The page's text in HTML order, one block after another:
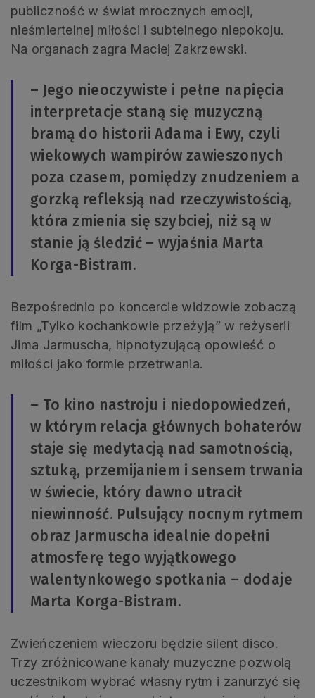
publiczność w świat mrocznych emocji,
nieśmiertelnej miłości i subtelnego niepokoju.
Na organach zagra Maciej Zakrzewski.
– Jego nieoczywiste i pełne napięcia
interpretacje staną się muzyczną
bramą do historii Adama i Ewy, czyli
wiekowych wampirów zawieszonych
poza czasem, pomiędzy znudzeniem a
gorzką refleksją nad rzeczywistością,
która zmienia się szybciej, niż są w
stanie ją śledzić – wyjaśnia Marta
Korga-Bistram.
Bezpośrednio po koncercie widzowie zobaczą
film „Tylko kochankowie przeżyją” w reżyserii
Jima Jarmuscha, hipnotyzującą opowieść o
miłości jako formie przetrwania.
– To kino nastroju i niedopowiedzeń,
w którym relacja głównych bohaterów
staje się medytacją nad samotnością,
sztuką, przemijaniem i sensem trwania
w świecie, który dawno utracił
niewinność. Pulsujący nocnym rytmem
obraz Jarmuscha idealnie dopełni
atmosferę tego wyjątkowego
walentynkowego spotkania – dodaje
Marta Korga-Bistram.
Zwieńczeniem wieczoru będzie silent disco.
Trzy zróżnicowane kanały muzyczne pozwolą
uczestnikom wybrać własny rytm i zanurzyć się